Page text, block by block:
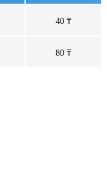
40 ₸
80 ₸